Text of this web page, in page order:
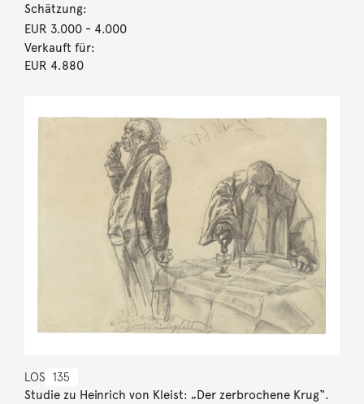
Schätzung:
EUR 3.000- 4.000
Verkauft für:
EUR 4.880
LOS 135
Studie zu Heinrich von Kleist: „Der zerbrochene Krug“.